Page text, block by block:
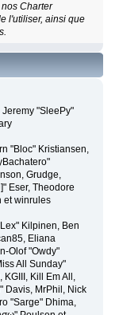
Charter
l'utiliser, ainsi que
"SleePy"
"Bloc" Kristiansen,
Grudge,
Eser, Theodore
et winrules
Kilpinen, Ben
Eliana
Olof "Owdy"
All Sunday"
Kill Em All,
Davis, MrPhil, Nick
"Sarge" Dhima,